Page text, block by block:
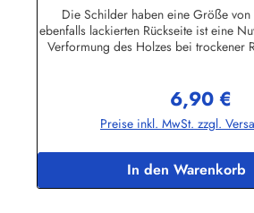
Die Schilder haben eine Größe von
ebenfalls lackierten Rückseite ist eine
Verformung des Holzes bei trockener
Massivholz gefertigt, mehrfach lackiert
ebenfalls in Handarbeit mit Siebdruck
einem Schutzlack versehen. Das
auf unserem Farmgrundstück
Geringfügige Abweichungen in der
Regulärer
6,90 €
Preise inkl. MwSt. zzgl.
In den Warenkorb